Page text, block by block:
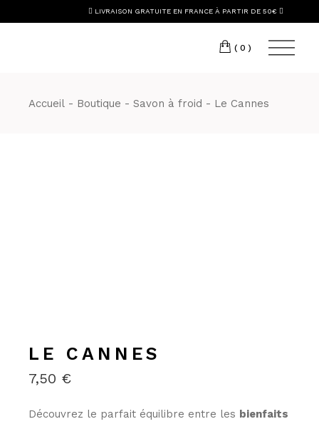
the
LIVRAISON GRATUITE EN FRANCE À PARTIR DE 50€
(0)
Accueil Boutique Savon à froid Le Cannes
LE CANNES
7,50 €
Découvrez le parfait équilibre entre les bienfaits